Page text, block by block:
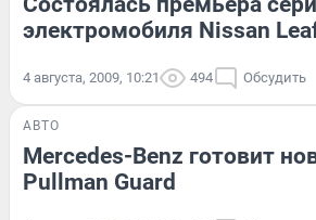
электромобиля Nissan
4 августа, 2009, 10:21 494 Обсудить
АВТО
Mercedes-Benz готовит
Pullman Guard